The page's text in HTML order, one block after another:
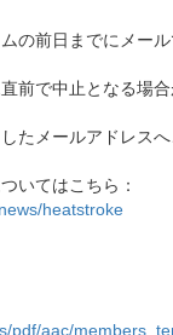
の前日までにメー
前で中止となる場
たメールアドレス
いてはこちら：
heatstroke
pdf/aac/